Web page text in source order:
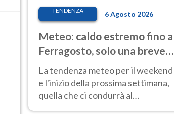
TENDENZA 6 Agosto 2026
Meteo: caldo estremo fino a
Ferragosto, solo una breve
pausa. Ecco dove
La tendenza meteo per il weekend
e l'inizio della prossima settimana,
quella che ci condurrà al